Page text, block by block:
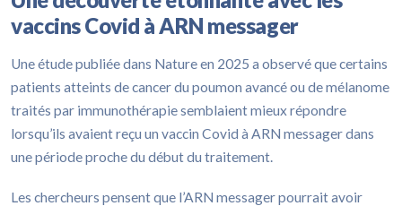
vaccins Covid à ARN messager
Une étude publiée dans Nature en 2025 a observé que certains
patients atteints de cancer du poumon avancé ou de mélanome
traités par immunothérapie semblaient mieux répondre
lorsqu’ils avaient reçu un vaccin Covid à ARN messager dans
une période proche du début du traitement.
Les chercheurs pensent que l’ARN messager pourrait avoir